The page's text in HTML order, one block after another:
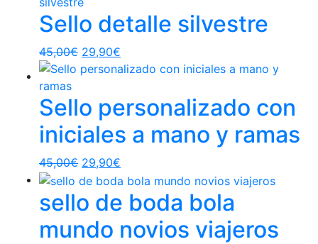
Sello detalle silvestre
45,00€ 29,90€
Sello personalizado con
iniciales a mano y ramas
45,00€ 29,90€
sello de boda bola
mundo novios viajeros